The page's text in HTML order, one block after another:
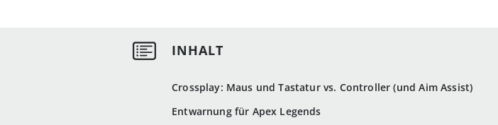
Crossplay: Maus und Tastatur vs. Controller (und Aim Assist)
Entwarnung für Apex Legends